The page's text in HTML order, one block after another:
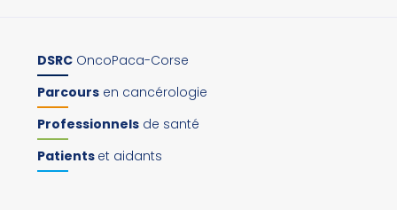
DSRC OncoPaca-Corse
Parcours en cancérologie
Professionnels de santé
Patients et aidants